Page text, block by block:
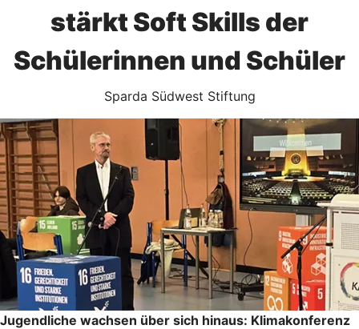
stärkt Soft Skills der
Schülerinnen und Schüler
Sparda Südwest Stiftung
Jugendliche wachsen über sich hinaus: Klimakonferenz